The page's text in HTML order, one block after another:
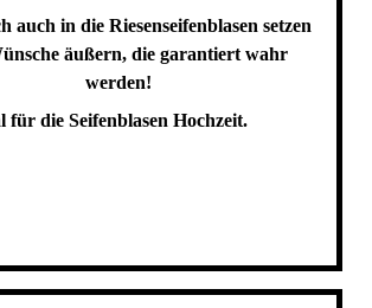
auch in die Riesenseifenblasen setzen
äußern, die garantiert wahr
werden!
für die Seifenblasen Hochzeit.